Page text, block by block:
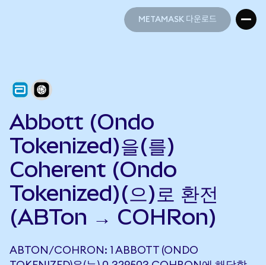
METAMASK 다운로드
Abbott (Ondo
Tokenized)을(를)
Coherent (Ondo
Tokenized)(으)로 환전
(ABTon → COHRon)
ABTON/COHRON: 1 ABBOTT (ONDO